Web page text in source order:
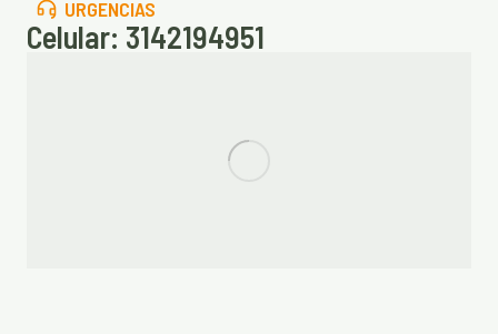
URGENCIAS
Celular: 3142194951